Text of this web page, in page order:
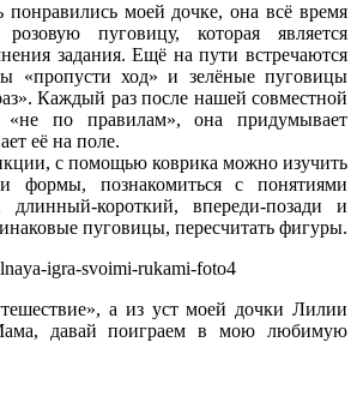
понравились моей дочке, она всё время
пуговицу, которая является
задания. Ещё на пути встречаются
«пропусти ход» и зелёные пуговицы
Каждый раз после нашей совместной
по правилам», она придумывает
её на поле.
с помощью коврика можно изучить
формы, познакомиться с понятиями
длинный-короткий, впереди-позади и
пуговицы, пересчитать фигуры.
а из уст моей дочки Лилии
давай поиграем в мою любимую